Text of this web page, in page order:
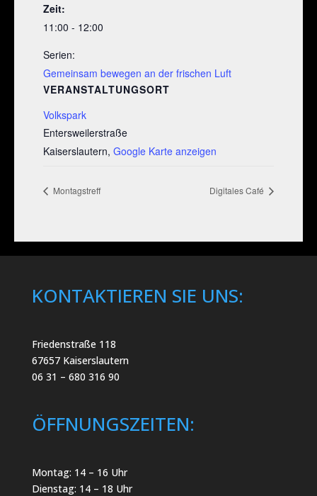
Zeit:
11:00 - 12:00
Serien:
Gemeinsam bewegen an der frischen Luft
VERANSTALTUNGSORT
Volkspark
Entersweilerstraße
Kaiserslautern, Google Karte anzeigen
Montagstreff Digitales Café
KONTAKTIEREN SIE UNS:
Friedenstraße 118
67657 Kaiserslautern
06 31 – 680 316 90
ÖFFNUNGSZEITEN:
Montag: 14 – 16 Uhr
Dienstag: 14 – 18 Uhr